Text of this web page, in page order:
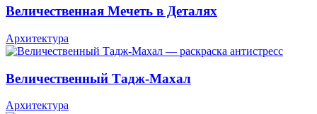
Величественная Мечеть в Деталях
Архитектура
Величественный Тадж-Махал
Архитектура